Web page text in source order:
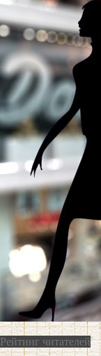
Рейтинг читателей